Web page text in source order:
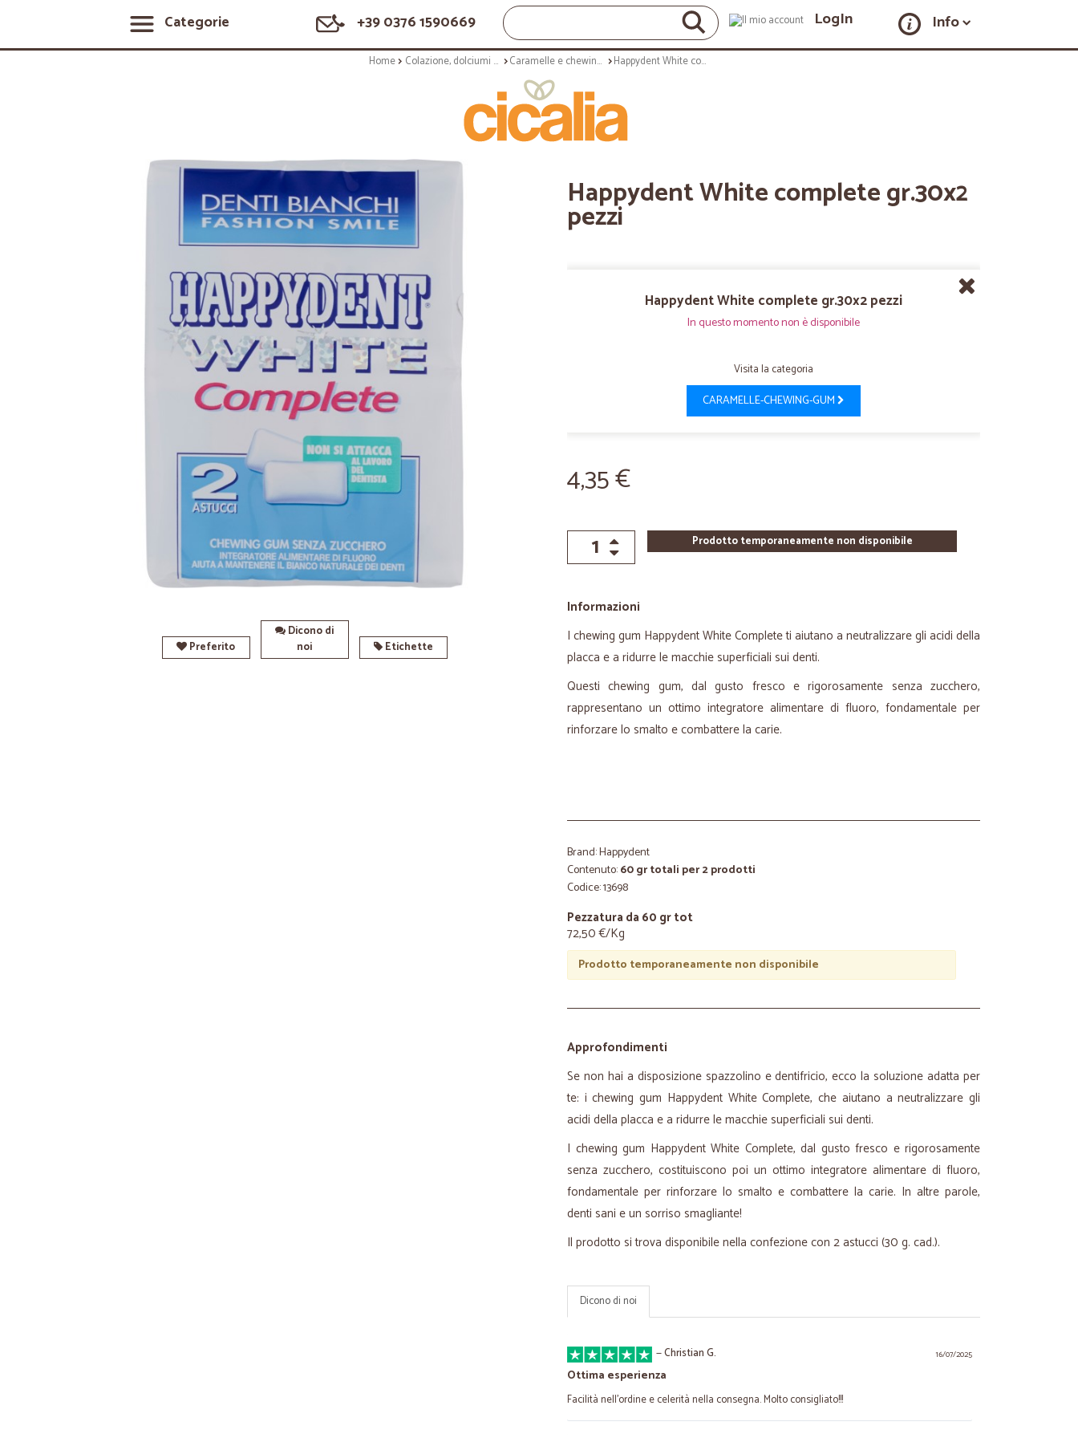
Categorie +39 0376 1590669 LogIn Info
Home Colazione, dolciumi e snack Caramelle e chewing gum Happydent White complete gr.30x2 pezzi
Preferito
Dicono di
noi
Etichette
Happydent White complete gr.30x2
pezzi
Happydent White complete gr.30x2 pezzi
In questo momento non è disponibile
Visita la categoria
CARAMELLE-CHEWING-GUM
4,35 €
Prodotto temporaneamente non disponibile
Informazioni
I chewing gum Happydent WhiteCompleteti aiutano a neutralizzare gli acidi della
placca e a ridurre le macchie superficiali sui denti.
Questi chewing gum, dal gusto fresco e rigorosamente senza zucchero,
rappresentano un ottimo integratore alimentare di fluoro, fondamentale per
rinforzare lo smalto e combattere la carie.
Brand: Happydent
Contenuto:60 gr totali per 2 prodotti
Codice: 13698
Pezzatura da 60 gr tot
72,50 €/Kg
Prodotto temporaneamente non disponibile
Approfondimenti
Se non hai a disposizione spazzolino e dentifricio, ecco la soluzione adatta per
te: i chewing gum Happydent WhiteComplete, che aiutano a neutralizzare gli
acidi della placca e a ridurre le macchie superficiali sui denti.
I chewing gum Happydent White Complete, dal gusto fresco e rigorosamente
senza zucchero, costituiscono poi un ottimo integratore alimentare di fluoro,
fondamentale per rinforzare lo smalto e combattere la carie. In altre parole,
denti sani e un sorriso smagliante!
Il prodotto si trova disponibile nella confezione con 2 astucci (30 g. cad.).
Dicono di noi
16/07/2025
—Christian G.
Ottima esperienza
Facilità nell'ordine e celerità nella consegna. Molto consigliato!!!